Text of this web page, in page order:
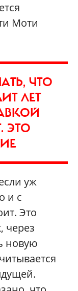
Моти
ЧТО
ЛЕТ
ЭТО
уж
и с
Это
через
новую